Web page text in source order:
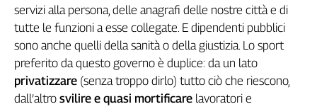
G8
di
Genova,
sangue
della
ragione
servizi alla persona, delle anagrafi delle nostre città e di
tutte le funzioni a esse collegate. E dipendenti pubblici
sono anche quelli della sanità o della giustizia. Lo sport
preferito da questo governo è duplice: da un lato
privatizzare (senza troppo dirlo) tutto ciò che riescono,
dall’altro svilire e quasi mortificare lavoratori e